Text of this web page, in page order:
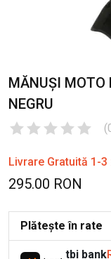
MĂNUȘI MOTO
NEGRU
(
Livrare Gratuită 1-
295.00 RON
Plătește în rate
tbi bank